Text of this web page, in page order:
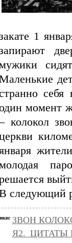
1
момент
колокол
следующий
ЗВОН